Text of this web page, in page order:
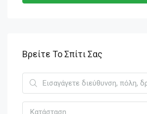
Βρείτε Το Σπίτι Σας
Κατάσταση